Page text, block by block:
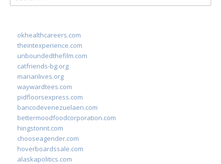
for:
okhealthcareers.com
theintexperience.com
unboundedthefilm.com
catfriends-bg.org
marianlives.org
waywardtees.com
pidfloorsexpress.com
bancodevenezuelaen.com
bettermoodfoodcorporation.com
hingstonnt.com
chooseagender.com
hoverboardssale.com
alaskapolitics.com